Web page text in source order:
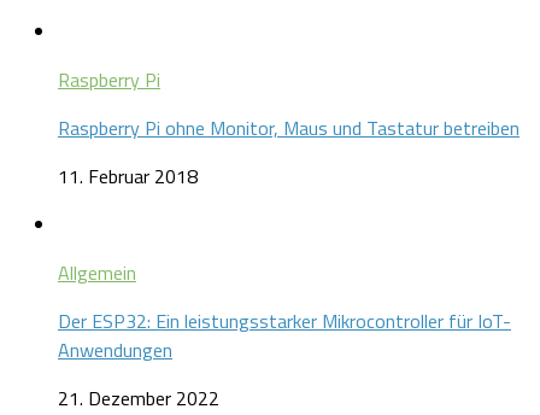
Raspberry Pi
Raspberry Pi ohne Monitor, Maus und Tastatur betreiben
11. Februar 2018
Allgemein
Der ESP32: Ein leistungsstarker Mikrocontroller für IoT-
Anwendungen
21. Dezember 2022